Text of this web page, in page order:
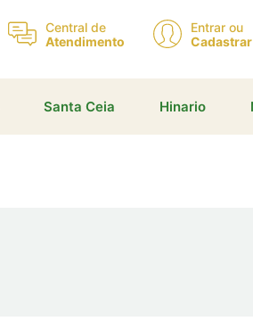
Central de
Atendimento
Entrar ou
Cadastrar
Santa Ceia Hinario